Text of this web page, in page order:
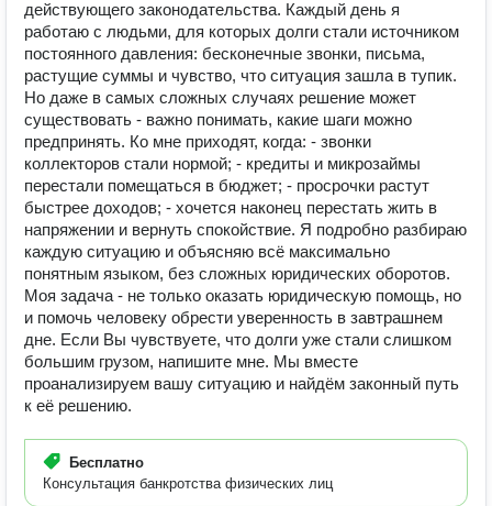
действующего законодательства. Каждый день я
работаю с людьми, для которых долги стали источником
постоянного давления: бесконечные звонки, письма,
растущие суммы и чувство, что ситуация зашла в тупик.
Но даже в самых сложных случаях решение может
существовать - важно понимать, какие шаги можно
предпринять. Ко мне приходят, когда: - звонки
коллекторов стали нормой; - кредиты и микрозаймы
перестали помещаться в бюджет; - просрочки растут
быстрее доходов; - хочется наконец перестать жить в
напряжении и вернуть спокойствие. Я подробно разбираю
каждую ситуацию и объясняю всё максимально
понятным языком, без сложных юридических оборотов.
Моя задача - не только оказать юридическую помощь, но
и помочь человеку обрести уверенность в завтрашнем
дне. Если Вы чувствуете, что долги уже стали слишком
большим грузом, напишите мне. Мы вместе
проанализируем вашу ситуацию и найдём законный путь
к её решению.
Бесплатно
Консультация банкротства физических лиц